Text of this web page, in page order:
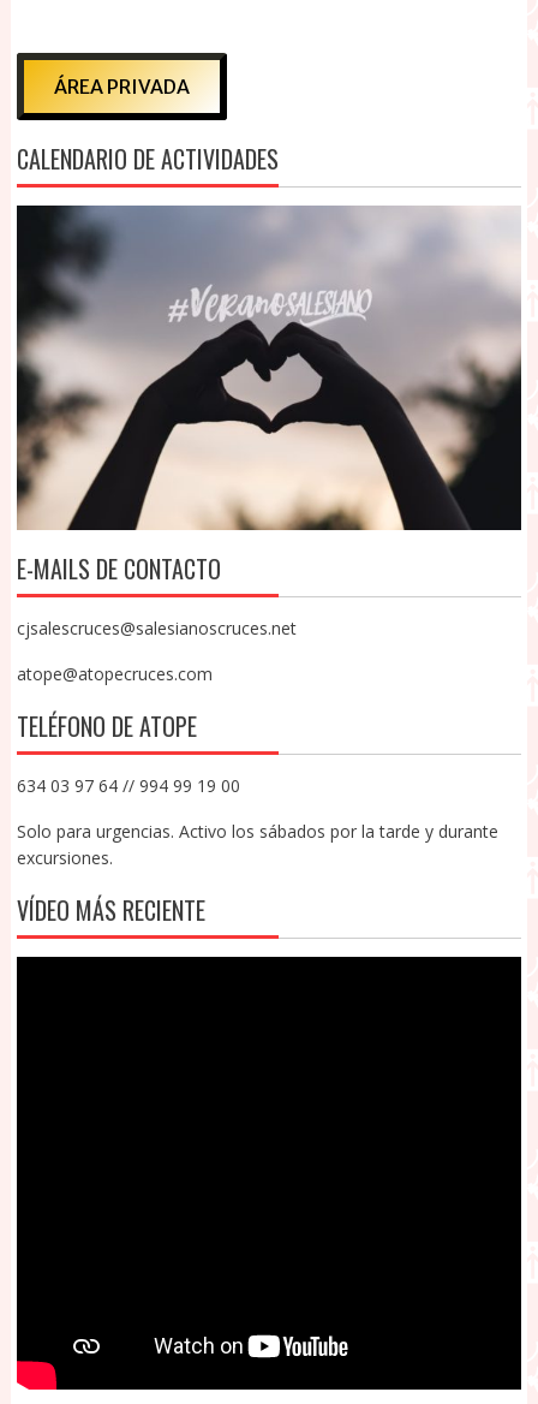
ÁREA PRIVADA
CALENDARIO DE ACTIVIDADES
E-MAILS DE CONTACTO
cjsalescruces@salesianoscruces.net
atope@atopecruces.com
TELÉFONO DE ATOPE
634 03 97 64 // 994 99 19 00
Solo para urgencias. Activo los sábados por la tarde y durante
excursiones.
VÍDEO MÁS RECIENTE